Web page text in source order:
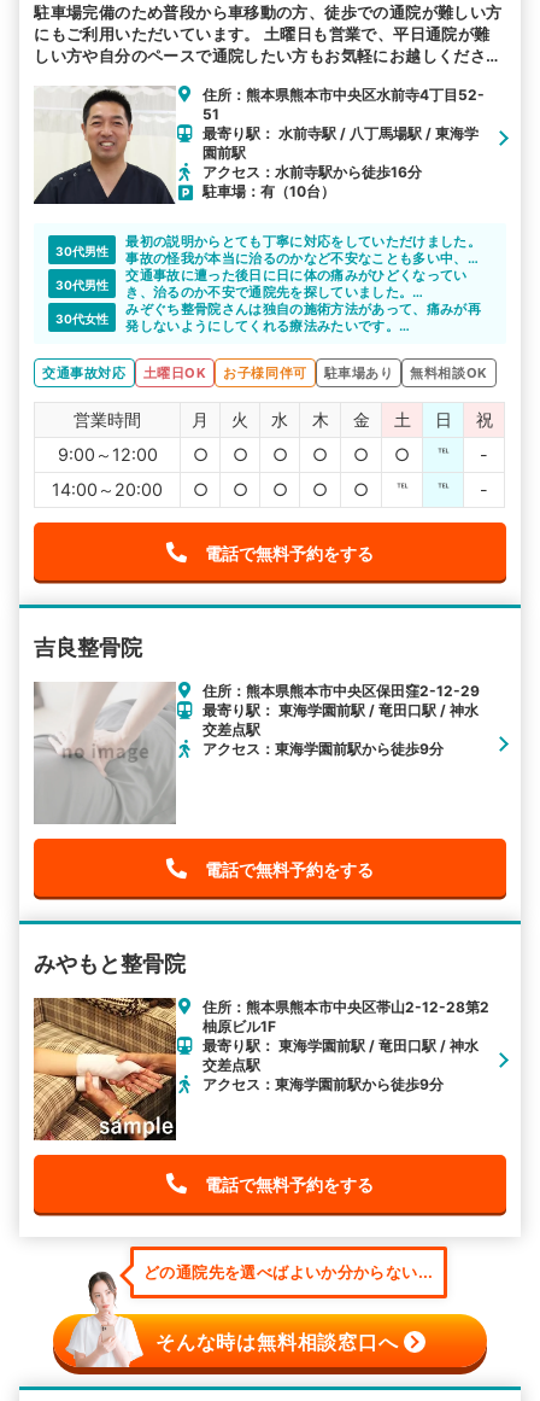
駐車場完備のため普段から車移動の方、徒歩での通院が難しい方
にもご利用いただいています。 土曜日も営業で、平日通院が難
しい方や自分のペースで通院したい方もお気軽にお越しくださ
交通事故後の各症状を得意としています。住所：熊本県熊本市中央区水前寺4丁目52-
51
最寄り駅： 水前寺駅 / 八丁馬場駅 / 東海学
園前駅
アクセス：水前寺駅から徒歩16分
駐車場：有（10台）
30代男性
最初の説明からとても丁寧に対応をしていただけました。
事故の怪我が本当に治るのかなど不安なことも多い中、
色々と相談できたのでこちらにお世話になり良かったと思
いました。
30代男性
交通事故に遭った後日に日に体の痛みがひどくなってい
き、治るのか不安で通院先を探していました。
紹介してもらった整骨院で、しっかり治療を受けることが
できて回復できたのでよかったです。
30代女性
みぞぐち整骨院さんは独自の施術方法があって、痛みが再
発しないようにしてくれる療法みたいです。
今後が楽しみです。
交通事故対応 土曜日OK お子様同伴可 駐車場あり 無料相談OK
営業時間 月 火 水 木 金 土 日
祝
9:00～12:00
○ ○ ○ ○ ○ ○ ℡
-
14:00～20:00
○ ○ ○ ○ ○ ℡ ℡ -
電話で無料予約をする
吉良整骨院
住所：熊本県熊本市中央区保田窪2-12-29
最寄り駅： 東海学園前駅 / 竜田口駅 / 神水
交差点駅
アクセス：東海学園前駅から徒歩9分
電話で無料予約をする
みやもと整骨院
住所：熊本県熊本市中央区帯山2-12-28第2
柚原ビル1F
最寄り駅： 東海学園前駅 / 竜田口駅 / 神水
交差点駅
アクセス：東海学園前駅から徒歩9分
電話で無料予約をする
どの通院先を選べばよいか分からない...
そんな時は無料相談窓口へ